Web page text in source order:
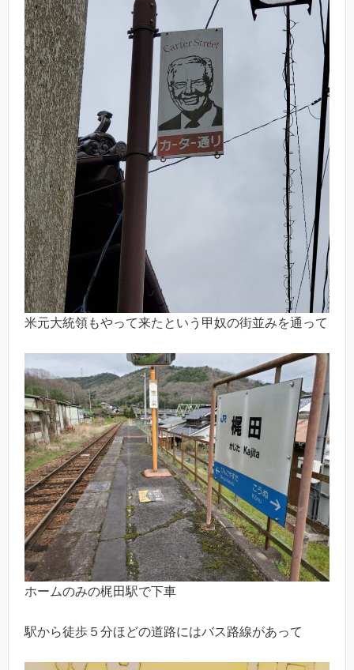
米元大統領もやって来たという甲奴の街並みを通って
ホームのみの梶田駅で下車
駅から徒歩５分ほどの道路にはバス路線があって